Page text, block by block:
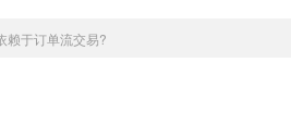
赖于订单流交易?